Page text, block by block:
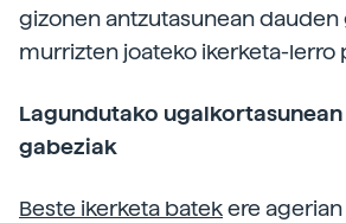
gizonen antzutasunean dauden
murrizten joateko ikerketa-lerro
Lagundutako
gabeziak
Beste ikerketa batekere